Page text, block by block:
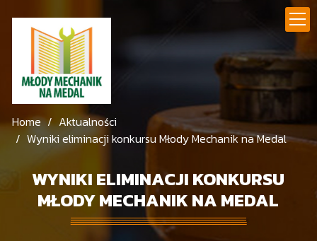
Home
Aktualności
Wyniki eliminacji konkursu Młody Mechanik na Medal
WYNIKI ELIMINACJI KONKURSU
MŁODY MECHANIK NA MEDAL